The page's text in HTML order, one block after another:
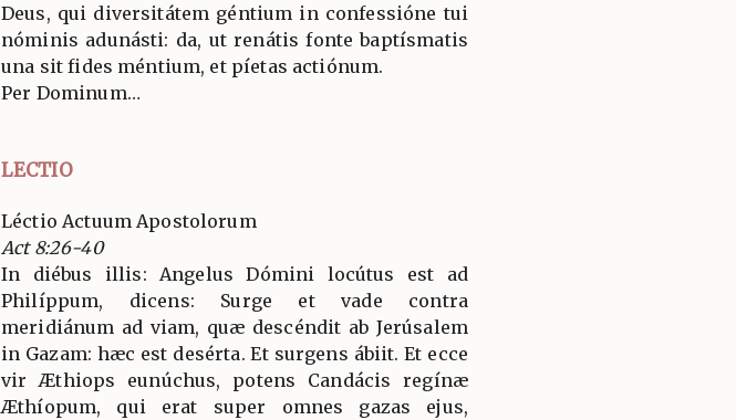
Deus, qui diversitátem géntium in confessióne tui
nóminis adunásti: da, ut renátis fonte baptísmatis
una sit fides méntium, et píetas actiónum.
Per Dominum…
LECTIO
Léctio Actuum Apostolorum
Act 8:26-40
In diébus illis: Angelus Dómini locútus est ad
Philíppum, dicens: Surge et vade contra
meridiánum ad viam, quæ descéndit ab Jerúsalem
in Gazam: hæc est desérta. Et surgens ábiit. Et ecce
vir Æthiops eunúchus, potens Candácis regínæ
Æthíopum, qui erat super omnes gazas ejus,